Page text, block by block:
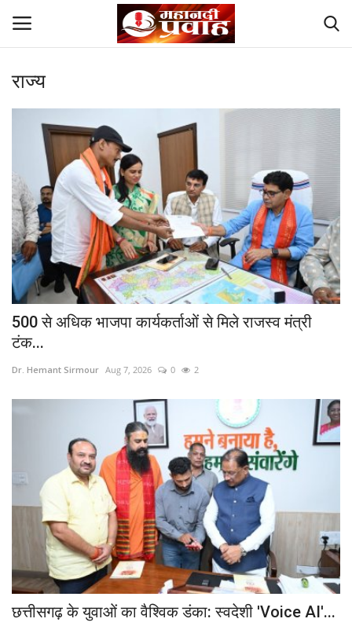
Home
Contact
देश
मनोरंजन
राज्य
दुनिया
लाइफस्टाइल
वीडियो
संस्कृति मंच
राज्य
500 से अधिक भाजपा कार्यकर्ताओं से मिले राजस्व मंत्री
टंक...
Dr. Hemant Sirmour Aug 7, 2026 0 2
छत्तीसगढ़ के युवाओं का वैश्विक डंका: स्वदेशी 'Voice AI'...